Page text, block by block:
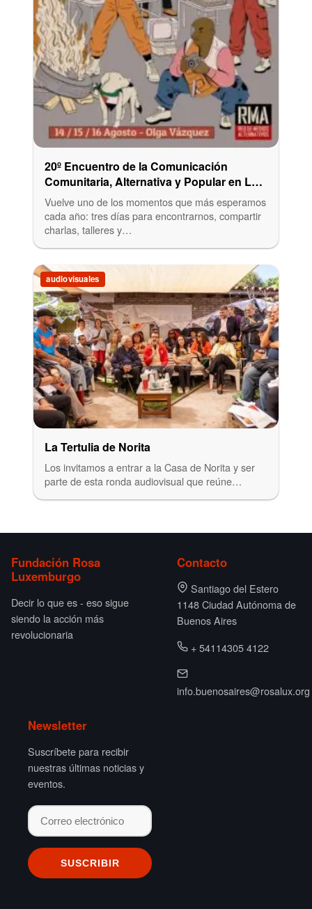
20º Encuentro de la Comunicación
Comunitaria, Alternativa y Popular en La
Plata
Vuelve uno de los momentos que más esperamos
cada año: tres días para encontrarnos, compartir
charlas, talleres y…
audiovisuales
La Tertulia de Norita
Los invitamos a entrar a la Casa de Norita y ser
parte de esta ronda audiovisual que reúne…
Fundación Rosa
Luxemburgo
Decir lo que es - eso sigue
siendo la acción más
revolucionaria
Contacto
Santiago del Estero
1148 Ciudad Autónoma de
Buenos Aires
+ 54114305 4122
info.buenosaires@rosalux.org
Newsletter
Suscríbete para recibir
nuestras últimas noticias y
eventos.